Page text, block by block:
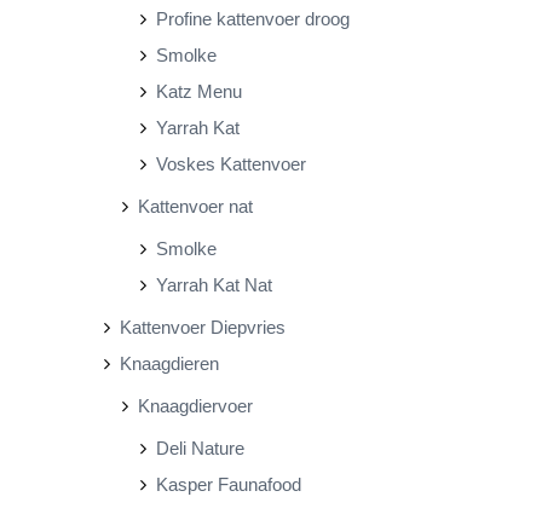
Profine kattenvoer droog
Smolke
Katz Menu
Yarrah Kat
Voskes Kattenvoer
Kattenvoer nat
Smolke
Yarrah Kat Nat
Kattenvoer Diepvries
Knaagdieren
Knaagdiervoer
Deli Nature
Kasper Faunafood